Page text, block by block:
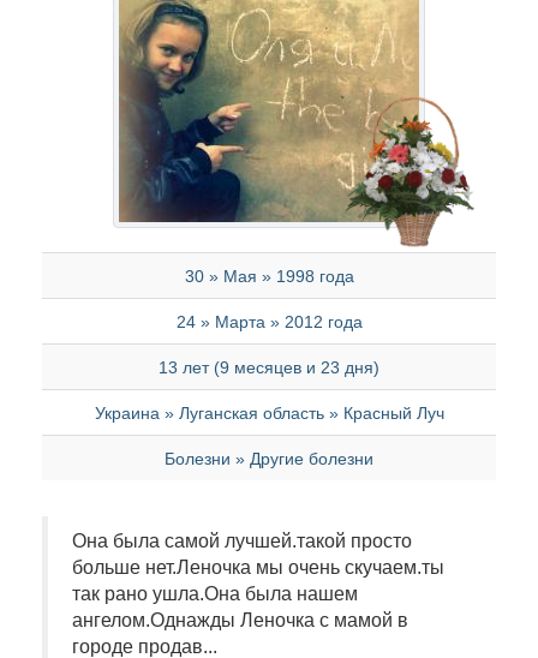
30 » Мая » 1998 года
24 » Марта » 2012 года
13 лет (9 месяцев и 23 дня)
Украина » Луганская область » Красный Луч
Болезни » Другие болезни
Она была самой лучшей.такой просто
больше нет.Леночка мы очень скучаем.ты
так рано ушла.Она была нашем
ангелом.Однажды Леночка с мамой в
городе продав...